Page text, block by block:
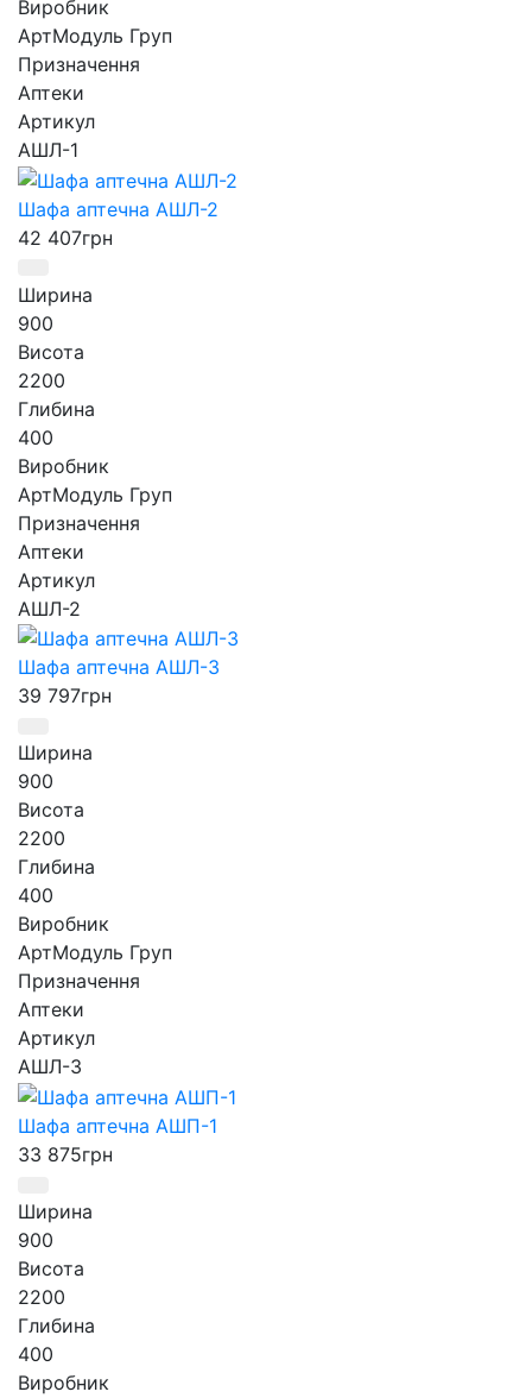
Виробник
АртМодуль Груп
Призначення
Аптеки
Артикул
АШЛ-1
Шафа аптечна АШЛ-2
42 407грн
Ширина
900
Висота
2200
Глибина
400
Виробник
АртМодуль Груп
Призначення
Аптеки
Артикул
АШЛ-2
Шафа аптечна АШЛ-3
39 797грн
Ширина
900
Висота
2200
Глибина
400
Виробник
АртМодуль Груп
Призначення
Аптеки
Артикул
АШЛ-3
Шафа аптечна АШП-1
33 875грн
Ширина
900
Висота
2200
Глибина
400
Виробник